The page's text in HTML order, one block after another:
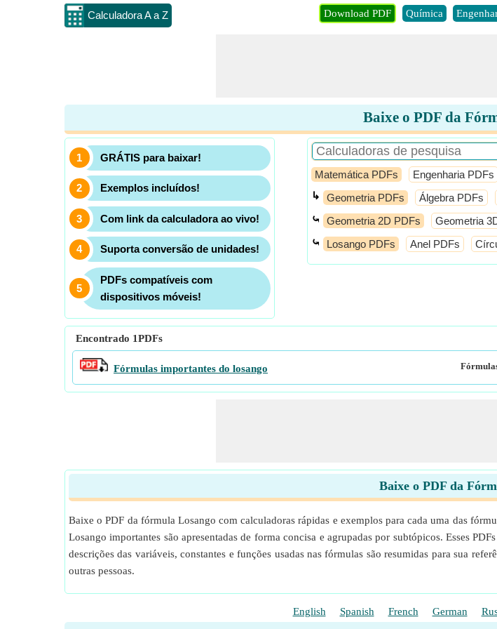
Calculadora A a Z Download PDF Química
Baixe o PDF da
GRÁTIS para baixar!
Exemplos incluídos!
Com link da calculadora ao vivo!
Suporta conversão de unidades!
PDFs compatíveis com
dispositivos móveis!
Matemática PDFs Engenharia PDFs
↳ Geometria PDFs Álgebra PDFs
⤿ Geometria 2D PDFs Geometria
⤿ Losango PDFs Anel PDFs
Encontrado 1PDFs
Fórmulas importantes do losango
Baixe o PDF da
Baixe o PDF da fórmula Losango com calculadoras rápidas e exemplos para cada uma das
Losango importantes são apresentadas de forma concisa e agrupadas por subtópicos. Esses
descrições das variáveis, constantes e funções usadas nas fórmulas são resumidas para sua
outras pessoas.
English Spanish French German